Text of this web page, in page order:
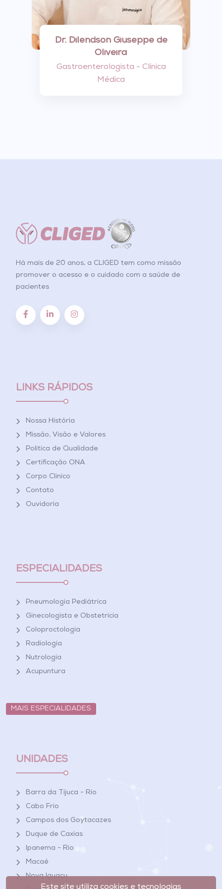
Dr. Dilendson Giuseppe de
Oliveira
Gastroenterologista - Clínica
Médica
Há mais de 20 anos, a CLIGED tem como missão
promover o acesso e o cuidado com a saúde de
pacientes
LINKS RÁPIDOS
Nossa História
Missão, Visão e Valores
Política de Qualidade
Certificação ONA
Corpo Clínico
Contato
Ouvidoria
ESPECIALIDADES
Pneumologia Pediátrica
Ginecologista e Obstetrícia
Coloproctologia
Radiologia
Nutrologia
Acupuntura
MAIS ESPECIALIDADES
UNIDADES
Barra da Tijuca - Rio
Cabo Frio
Campos dos Goytacazes
Duque de Caxias
Ipanema - Rio
Macaé
Nova Iguaçu